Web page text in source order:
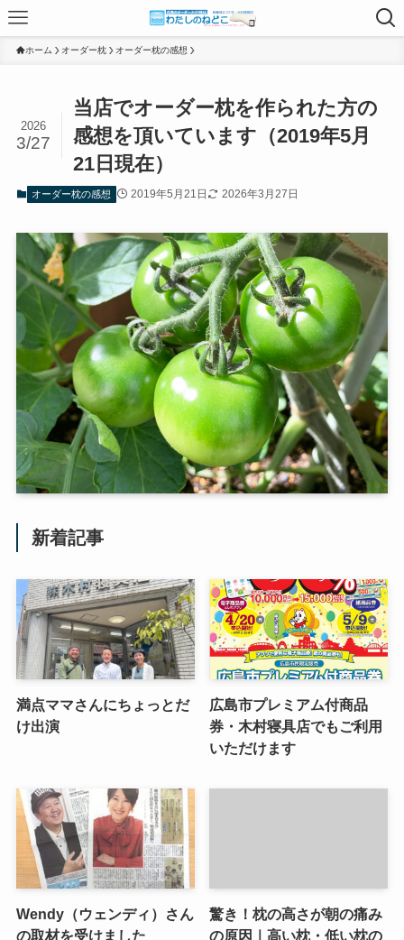
ホーム オーダー枕 オーダー枕の感想
当店でオーダー枕を作られた方の
感想を頂いています（2019年5月
21日現在）
2026
3/27
オーダー枕の感想 2019年5月21日 2026年3月27日
新着記事
満点ママさんにちょっとだ
け出演
広島市プレミアム付商品
券・木村寝具店でもご利用
いただけます
Wendy（ウェンディ）さん
の取材を受けました
驚き！枕の高さが朝の痛み
の原因｜高い枕・低い枕の